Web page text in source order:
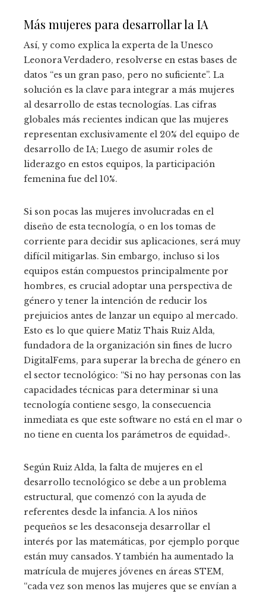
Más mujeres para desarrollar la IA
Así, y como explica la experta de la Unesco
Leonora Verdadero, resolverse en estas bases de
datos “es un gran paso, pero no suficiente”. La
solución es la clave para integrar a más mujeres
al desarrollo de estas tecnologías. Las cifras
globales más recientes indican que las mujeres
representan exclusivamente el 20% del equipo de
desarrollo de IA; Luego de asumir roles de
liderazgo en estos equipos, la participación
femenina fue del 10%.
Si son pocas las mujeres involucradas en el
diseño de esta tecnología, o en los tomas de
corriente para decidir sus aplicaciones, será muy
difícil mitigarlas. Sin embargo, incluso si los
equipos están compuestos principalmente por
hombres, es crucial adoptar una perspectiva de
género y tener la intención de reducir los
prejuicios antes de lanzar un equipo al mercado.
Esto es lo que quiere Matiz Thais Ruiz Alda,
fundadora de la organización sin fines de lucro
DigitalFems, para superar la brecha de género en
el sector tecnológico: “Si no hay personas con las
capacidades técnicas para determinar si una
tecnología contiene sesgo, la consecuencia
inmediata es que este software no está en el mar o
no tiene en cuenta los parámetros de equidad».
Según Ruiz Alda, la falta de mujeres en el
desarrollo tecnológico se debe a un problema
estructural, que comenzó con la ayuda de
referentes desde la infancia. A los niños
pequeños se les desaconseja desarrollar el
interés por las matemáticas, por ejemplo porque
están muy cansados. Y también ha aumentado la
matrícula de mujeres jóvenes en áreas STEM,
“cada vez son menos las mujeres que se envían a